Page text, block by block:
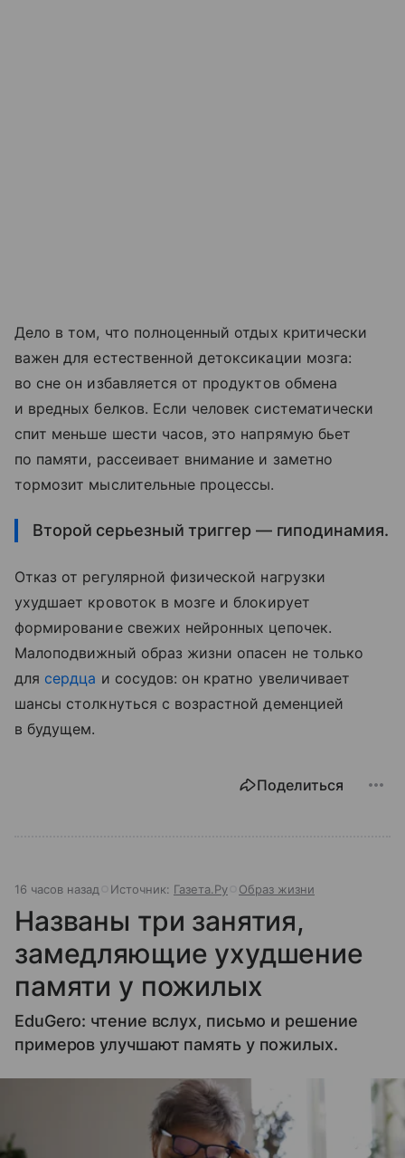
Дело в том, что полноценный отдых критически
важен для естественной детоксикации мозга:
во сне он избавляется от продуктов обмена
и вредных белков. Если человек систематически
спит меньше шести часов, это напрямую бьет
по памяти, рассеивает внимание и заметно
тормозит мыслительные процессы.
Второй серьезный триггер — гиподинамия.
Отказ от регулярной физической нагрузки
ухудшает кровоток в мозге и блокирует
формирование свежих нейронных цепочек.
Малоподвижный образ жизни опасен не только
для сердца и сосудов: он кратно увеличивает
шансы столкнуться с возрастной деменцией
в будущем.
Поделиться
16 часов назад Источник: Газета.Ру Образ жизни
Названы три занятия,
замедляющие ухудшение
памяти у пожилых
EduGero: чтение вслух, письмо и решение
примеров улучшают память у пожилых.